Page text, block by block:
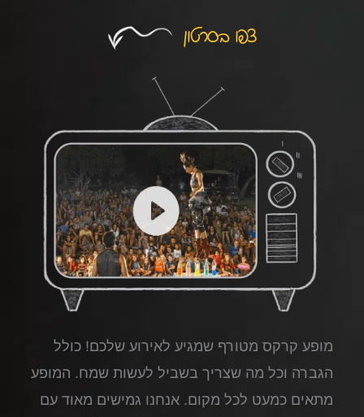
צפו בסרטון
מופע קרקס מטורף שמגיע לאירוע שלכם! כולל
הגברה וכל מה שצריך בשביל לעשות שמח. המופע
מתאים כמעט לכל מקום. אנחנו גמישים מאוד עם